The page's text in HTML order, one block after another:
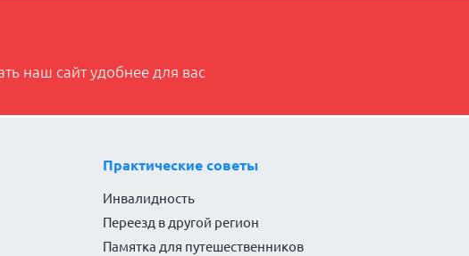
наш сайт удобнее для вас
Практические советы
Инвалидность
Переезд в другой регион
Памятка для путешественников